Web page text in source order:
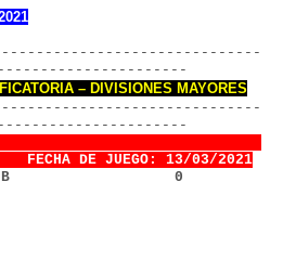
– DIVISIONES MAYORES
DIVISION
FECHA DE JUEGO: 13/03/2021
0